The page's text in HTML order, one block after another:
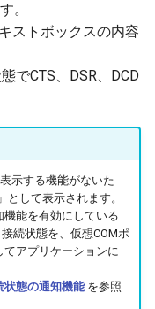
。
ストボックスの内容
でCTS、DSR、DCD
示する機能がないた
として表示されます。
能を有効にしている
続状態を、仮想COMポ
てアプリケーションに
状態の通知機能を参照